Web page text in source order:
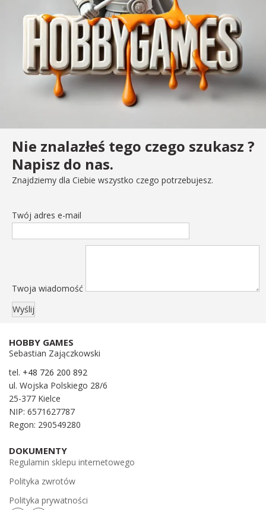
Nie znalazłeś tego czego szukasz ?
Napisz do nas.
Znajdziemy dla Ciebie wszystko czego potrzebujesz.
Twój adres e-mail
Twoja wiadomość
HOBBY GAMES
Sebastian Zajączkowski
tel. +48 726 200 892
ul. Wojska Polskiego 28/6
25-377 Kielce
NIP: 6571627787
Regon: 290549280
DOKUMENTY
Regulamin sklepu internetowego
Polityka zwrotów
Polityka prywatności